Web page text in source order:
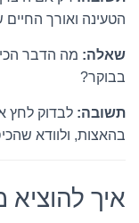
הטעינה ואורך
שאלה: מה הדבר
בבוקר?
תשובה: לבדוק לחץ
בהאצות, ולוודא
איך להוציא